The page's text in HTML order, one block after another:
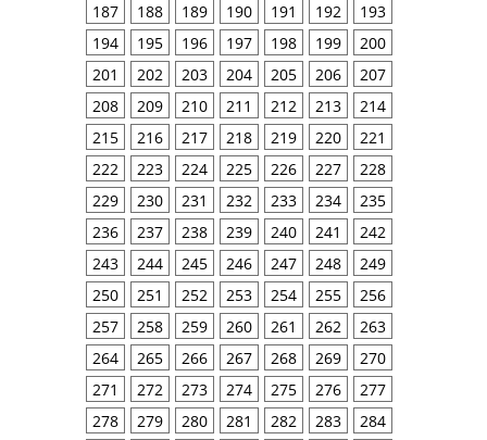
187
188 189 190 191 192
193
194
195 196 197 198 199
200
201
202 203 204 205 206
207
208
209 210 211 212 213
214
215
216 217 218 219 220
221
222
223 224 225 226 227
228
229
230 231 232 233 234
235
236
237 238 239 240 241
242
243
244 245 246 247 248
249
250
251 252 253 254 255
256
257
258 259 260 261 262
263
264
265 266 267 268 269
270
271
272 273 274 275 276
277
278
279 280 281 282 283
284